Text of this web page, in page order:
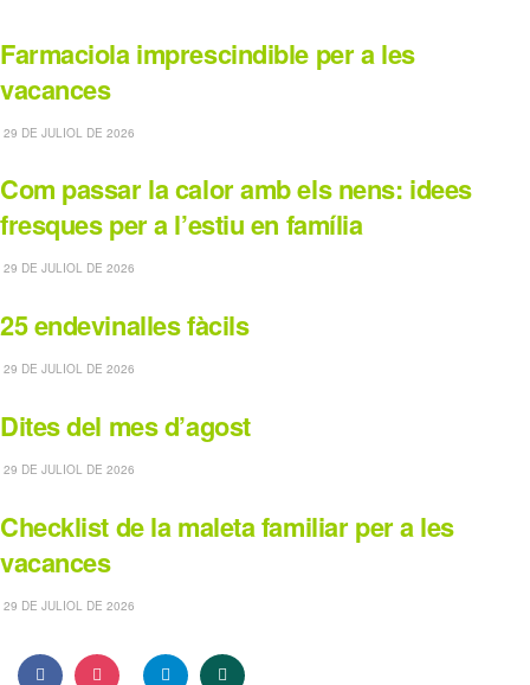
Farmaciola imprescindible per a les
vacances
29 DE JULIOL DE 2026
Com passar la calor amb els nens: idees
fresques per a l’estiu en família
29 DE JULIOL DE 2026
25 endevinalles fàcils
29 DE JULIOL DE 2026
Dites del mes d’agost
29 DE JULIOL DE 2026
Checklist de la maleta familiar per a les
vacances
29 DE JULIOL DE 2026